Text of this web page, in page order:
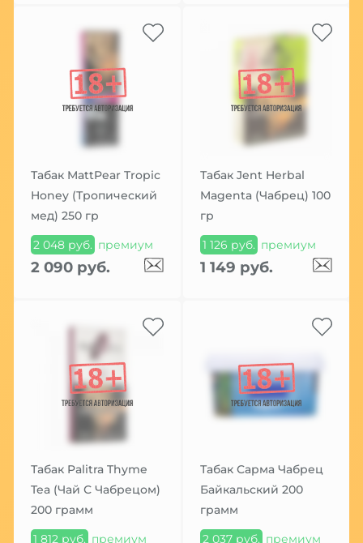
Табак MattPear Tropic
Honey (Тропический
мед) 250 гр
2 048 руб. премиум
2 090 руб.
Табак Jent Herbal
Magenta (Чабрец) 100
гр
1 126 руб. премиум
1 149 руб.
Табак Palitra Thyme
Tea (Чай С Чабрецом)
200 грамм
1 812 руб. премиум
Табак Сарма Чабрец
Байкальский 200
грамм
2 037 руб. премиум